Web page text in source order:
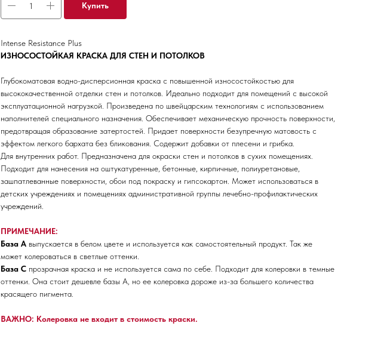
Купить
Intense Resistance Plus
ИЗНОСОСТОЙКАЯ КРАСКА ДЛЯ СТЕН И ПОТОЛКОВ
Глубокоматовая водно-дисперсионная краска с повышенной износостойкостью для
высококачественной отделки стен и потолков. Идеально подходит для помещений с высокой
эксплуатационной нагрузкой. Произведена по швейцарским технологиям с использованием
наполнителей специального назначения. Обеспечивает механическую прочность поверхности,
предотвращая образование затертостей. Придает поверхности безупречную матовость с
эффектом легкого бархата без бликования. Содержит добавки от плесени и грибка.
Для внутренних работ. Предназначена для окраски стен и потолков в сухих помещениях.
Подходит для нанесения на оштукатуренные, бетонные, кирпичные, полиуретановые,
зашпатлеванные поверхности, обои под покраску и гипсокартон. Может использоваться в
детских учреждениях и помещениях административной группы лечебно-профилактических
учреждений.
ПРИМЕЧАНИЕ:
База А выпускается в белом цвете и используется как самостоятельный продукт. Так же
может колероваться в светлые оттенки.
База С прозрачная краска и не используется сама по себе. Подходит для колеровки в темные
оттенки. Она стоит дешевле базы А, но ее колеровка дороже из-за большего количества
красящего пигмента.
ВАЖНО: Колеровка не входит в стоимость краски.